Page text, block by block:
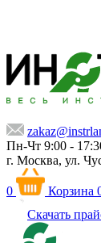
Пн-Чт 9:00 -
г. Москва, ул.
0 Корзина
Скачать